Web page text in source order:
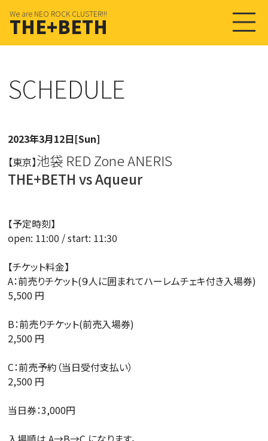
We are NEO ROCK CLUSTER!!!
THE+BETH
SCHEDULE
2023年3月12日[Sun]
【東京】池袋 RED Zone ANERIS
THE+BETH vs Aqueur
【予定時刻】
open: 11:00 / start: 11:30
【チケット料金】
A：前売りチケット(９人に囲まれてハーレムチェキ付き入場券)
5,500 円
B：前売りチケット(前売入場券)
2,500 円
C：前売予約（当日受付支払い）
2,500 円
当日券：3,000円